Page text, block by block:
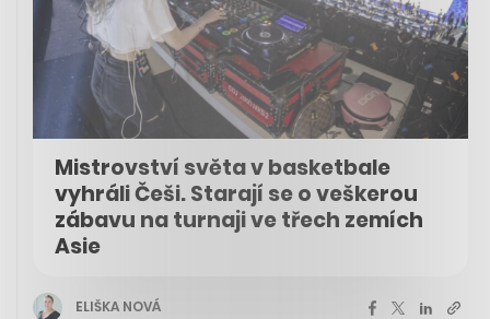
Mistrovství světa v basketbale
vyhráli Češi. Starají se o veškerou
zábavu na turnaji ve třech zemích
Asie
ELIŠKA NOVÁ